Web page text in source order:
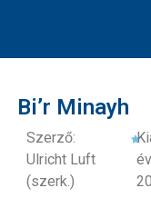
Bi’r Minayh
Szerző:
Ulricht Luft
(szerk.)